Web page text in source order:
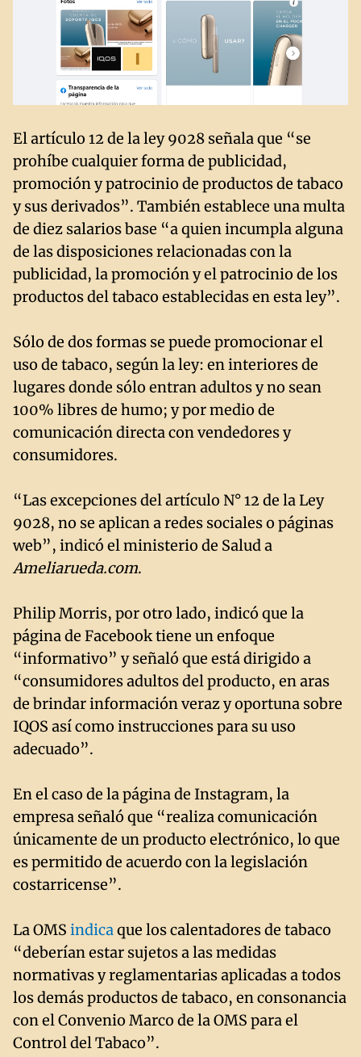
El artículo 12 de la ley 9028 señala que “se
prohíbe cualquier forma de publicidad,
promoción y patrocinio de productos de tabaco
y sus derivados”. También establece una multa
de diez salarios base “a quien incumpla alguna
de las disposiciones relacionadas con la
publicidad, la promoción y el patrocinio de los
productos del tabaco establecidas en esta ley”.
Sólo de dos formas se puede promocionar el
uso de tabaco, según la ley: en interiores de
lugares donde sólo entran adultos y no sean
100% libres de humo; y por medio de
comunicación directa con vendedores y
consumidores.
“Las excepciones del artículo N° 12 de la Ley
9028, no se aplican a redes sociales o páginas
web”, indicó el ministerio de Salud a
Ameliarueda.com.
Philip Morris, por otro lado, indicó que la
página de Facebook tiene un enfoque
“informativo” y señaló que está dirigido a
“consumidores adultos del producto, en aras
de brindar información veraz y oportuna sobre
IQOS así como instrucciones para su uso
adecuado”.
En el caso de la página de Instagram, la
empresa señaló que “realiza comunicación
únicamente de un producto electrónico, lo que
es permitido de acuerdo con la legislación
costarricense”.
La OMS indicaque los calentadores de tabaco
“deberían estar sujetos a las medidas
normativas y reglamentarias aplicadas a todos
los demás productos de tabaco, en consonancia
con el Convenio Marco de la OMS para el
Control del Tabaco”.